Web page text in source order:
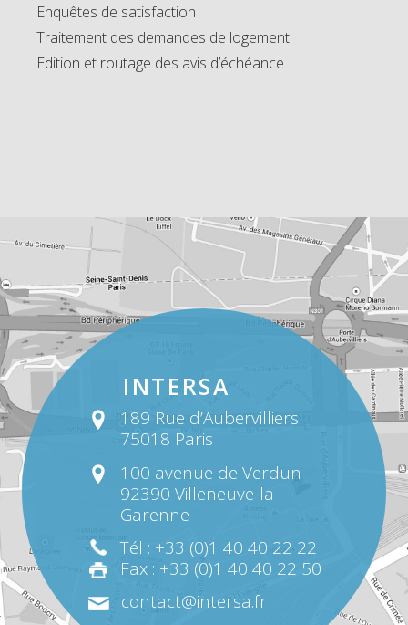
Enquêtes de satisfaction
Traitement des demandes de logement
Edition et routage des avis d’échéance
INTERSA
189 Rue d’Aubervilliers
75018 Paris
100 avenue de Verdun
92390 Villeneuve-la-
Garenne
Tél : +33 (0)1 40 40 22 22
Fax : +33 (0)1 40 40 22 50
contact@intersa.fr